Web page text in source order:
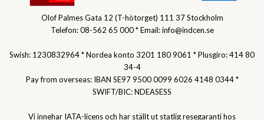
Olof Palmes Gata 12 (T-hötorget) 111 37 Stockholm
Telefon: 08-562 65 000 * Email: info@indcen.se
Swish: 1230832964 * Nordea konto 3201 180 9061 * Plusgiro: 414 80
34-4
Pay from overseas: IBAN SE97 9500 0099 6026 4148 0344 *
SWIFT/BIC: NDEASESS
Vi innehar IATA-licens och har ställt ut statlig resegaranti hos